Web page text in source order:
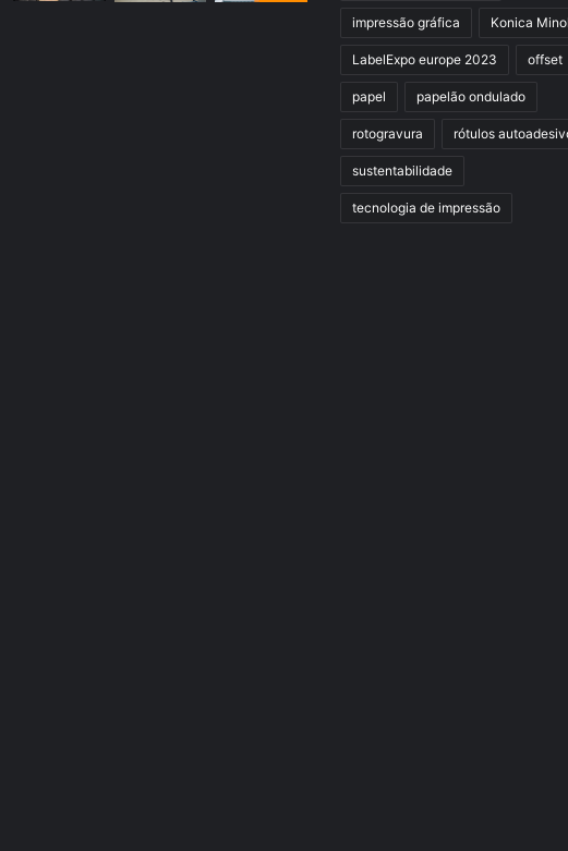
impressão gráfica Konica
LabelExpo europe 2023 offset
papel papelão ondulado
rotogravura rótulos
sustentabilidade
tecnologia de impressão